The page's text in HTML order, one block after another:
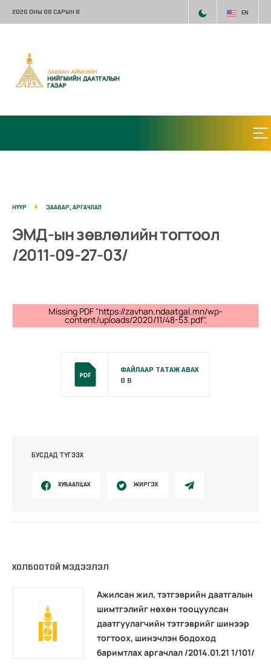
2026 ОНЫ 08 САРЫН 8 EN
НҮҮР ЗААВАР, АРГАЧЛАЛ
ЭМД-ын зөвлөлийн тогтоол
/2011-09-27-03/
Missing PDF "https://zavhan.ndaatgal.mn/wp-
content/uploads/2020/11/48-53.pdf".
ФАЙЛААР ТАТАЖ АВАХ
0 B
БУСДАД ТҮГЭЭХ
ХУВААЛЦАХ ЖИРГЭХ
ХОЛБООТОЙ МЭДЭЭЛЭЛ
Ажилсан жил, тэтгэврийн даатгалын
шимтгэлийг нөхөн тооцуулсан
даатгуулагчийн тэтгэврийг шинээр
тогтоох, шинэчлэн бодоход
баримтлах аргачлал /2014.01.21 1/101/